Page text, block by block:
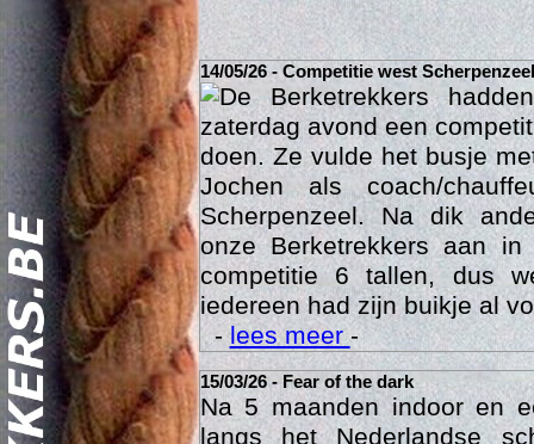
14/05/26 - Competitie west Scherpenzeel
De Berketrekkers
zaterdag avond een
doen. Ze vulde het busje
Jochen als coach/
Scherpenzeel. Na dik
onze Berketrekkers aan
competitie 6 tallen, dus
iedereen had zijn buikje al
-lees meer-
15/03/26 - Fear of the dark
Na 5 maanden indoor en